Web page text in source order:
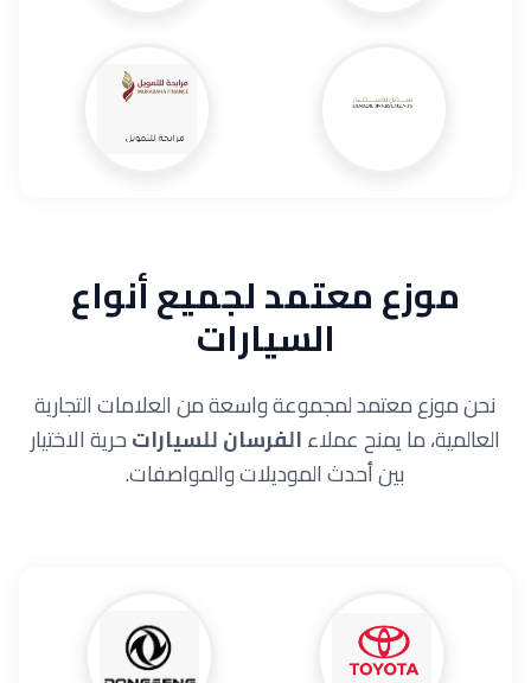
موزع معتمد لجميع أنواع
السيارات
نحن موزع معتمد لمجموعة واسعة من العلامات التجارية
العالمية، ما يمنح عملاءالفرسان للسياراتحرية الاختيار
بين أحدث الموديلات والمواصفات.